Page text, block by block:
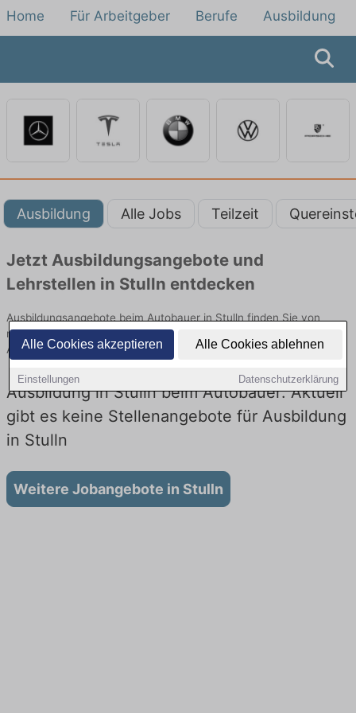
Alle Cookies akzeptieren Alle Cookies ablehnen
Einstellungen Datenschutzerklärung
Home Für Arbeitgeber Berufe Ausbildung
Ausbildung Alle Jobs Teilzeit
Jetzt Ausbildungsangebote und
Lehrstellen in Stulln entdecken
Ausbildungsangebote beim Autobauer in Stulln finden Sie von
namhaften Firmen. Entdecken Sie freie Optionen von Top-
Arbeitgebern und bewerben Sie sich noch heute.
Ausbildung in Stulln beim Autobauer: Aktuell
gibt es keine Stellenangebote für Ausbildung
in Stulln
Weitere Jobangebote in Stulln